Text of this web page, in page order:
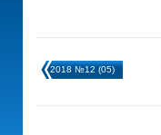
2018 №12 (05)